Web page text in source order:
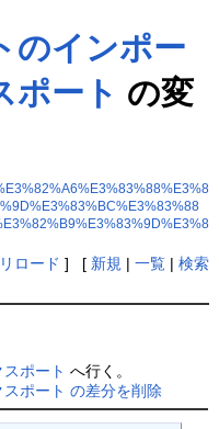
のインポー
ポート の変
リロード ] [ 新規 | 一覧| 検索
ポート へ行く。
ポート の差分を削除